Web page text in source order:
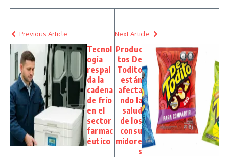
Previous Article
Tecnol
ogía
respal
da la
cadena
de frío
en el
sector
farmac
éutico
Next Article
Produc
tos De
Todito
están
afecta
ndo la
salud
de los
consu
midore
s